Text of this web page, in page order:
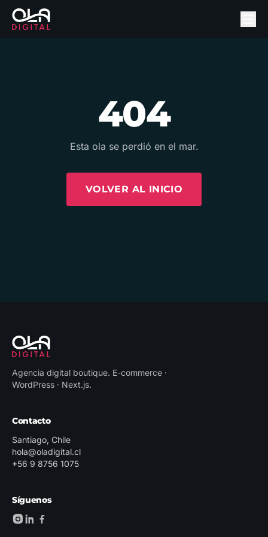
404
Esta ola se perdió en el mar.
VOLVER AL INICIO
Agencia digital boutique. E-commerce ·
WordPress · Next.js.
Contacto
Santiago, Chile
hola@oladigital.cl
+56 9 8756 1075
Síguenos